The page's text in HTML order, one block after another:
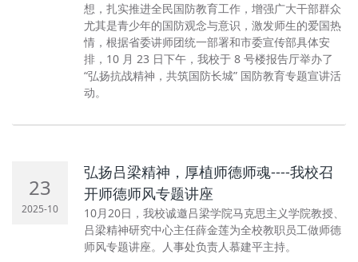
想，扎实推进全民国防教育工作，增强广大干部群众
尤其是青少年的国防观念与意识，激发师生的爱国热
情，根据省委讲师团统一部署和市委宣传部具体安
排，10 月 23 日下午，我校于 8 号楼报告厅举办了
“弘扬抗战精神，共筑国防长城” 国防教育专题宣讲活
动。
23
2025-10
弘扬吕梁精神，厚植师德师魂----我校召
开师德师风专题讲座
10月20日，我校诚邀吕梁学院马克思主义学院教授、
吕梁精神研究中心主任薛金莲为全校教职员工做师德
师风专题讲座。人事处负责人慕建平主持。